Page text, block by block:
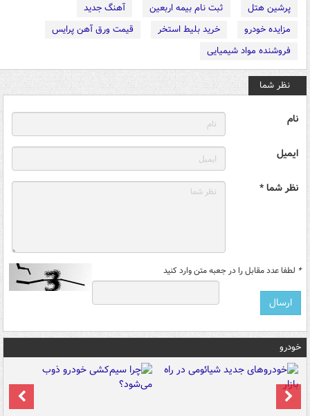
پرشین هتل
ثبت نام بیمه اربعین
آهنگ جدید
مزایده خودرو
خرید بلیط استخر
قیمت ورق آهن پرایس
فروشنده مواد شیمیایی
نظر شما
نام
ایمیل
نظر شما *
* لطفا عدد مقابل را در جعبه متن وارد کنید
خودرو